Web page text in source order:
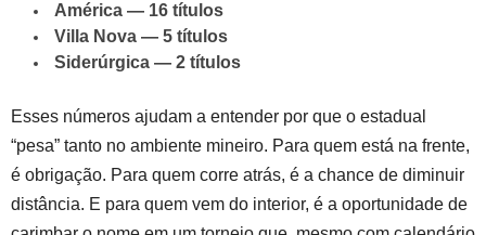
América — 16 títulos
Villa Nova — 5 títulos
Siderúrgica — 2 títulos
Esses números ajudam a entender por que o estadual
“pesa” tanto no ambiente mineiro. Para quem está na frente,
é obrigação. Para quem corre atrás, é a chance de diminuir
distância. E para quem vem do interior, é a oportunidade de